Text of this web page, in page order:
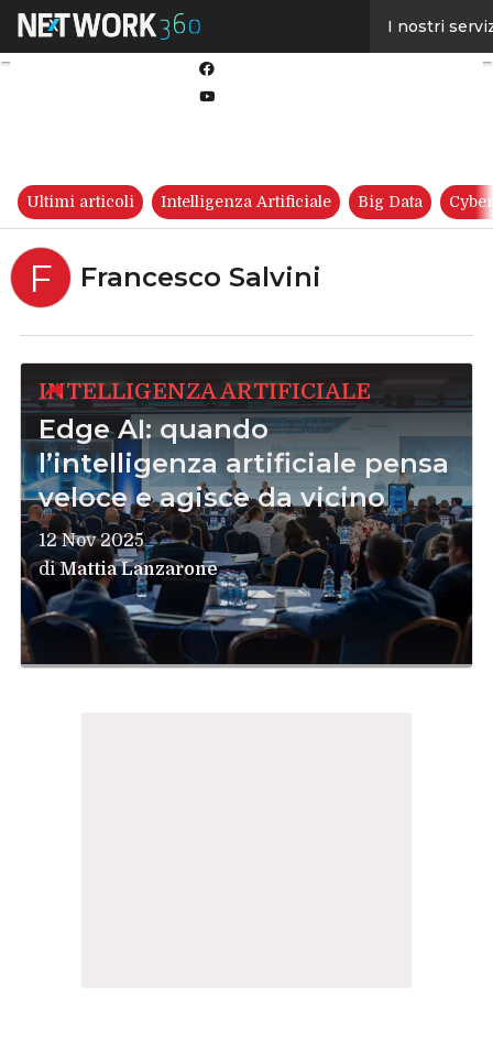
I nostri
Ultimi articoli Intelligenza Artificiale Big Data
F Francesco Salvini
INTELLIGENZA ARTIFICIALE
Edge AI: quando
l’intelligenza artificiale pensa
veloce e agisce da vicino
12 Nov 2025
diMattia Lanzarone